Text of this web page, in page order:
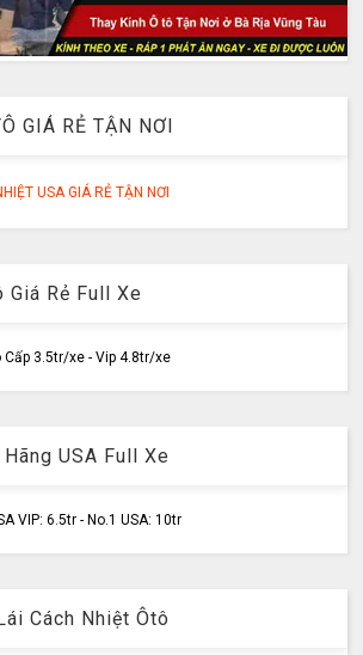
GIÁ RẺ TẬN NƠI
USA GIÁ RẺ TẬN NƠI
Giá Rẻ Full Xe
Cấp 3.5tr/xe - Vip 4.8tr/xe
USA Full Xe
VIP: 6.5tr - No.1 USA: 10tr
Cách Nhiệt Ôtô